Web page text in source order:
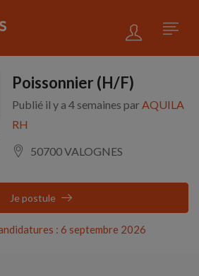
Poissonnier (H/F)
Publié il y a 4 semaines par AQUILA
RH
50700 VALOGNES
: 6 septembre 2026
Je postule